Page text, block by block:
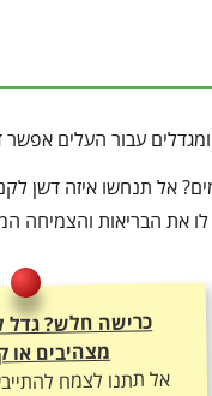
אל תנחשו איזה דשן
לו את הבריאות והצמיחה
כרישה חלש? גדל
מצהיבים או
אל תתנו לצמח
ליהנות מצמיחה
ועלוקה ירוקה –